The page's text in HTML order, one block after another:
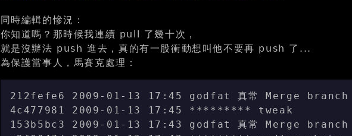
同時編輯的慘況：
你知道嗎？那時候我連續 pull 了幾十次，
就是沒辦法 push 進去，真的有一股衝動想叫他不要再 push 了...
為保護當事人，馬賽克處理：
212fefe6 2009-01-13 17:45 godfat 真常 Merge
4c477981 2009-01-13 17:45 ********* tweak
153b5bc3 2009-01-13 17:43 godfat 真常 Merge